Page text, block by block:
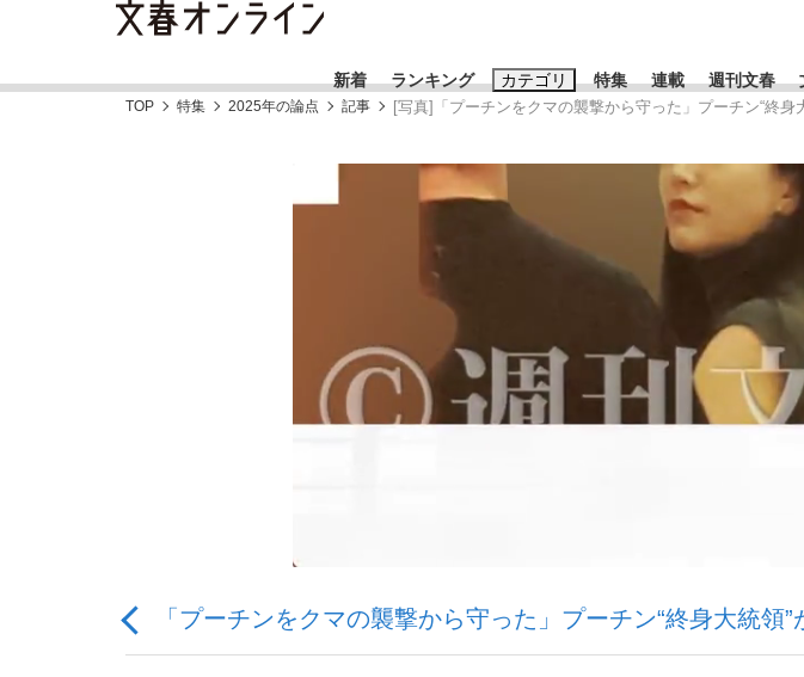
新着 ランキング カテゴリ 特集 連載 週刊文春
おすすめのキーワードタグ一覧
#高市早苗
TOP 特集 2025年の論点 記事 [写真]「プーチンをクマの襲撃から守った」プーチン“終身
「プーチンをクマの襲撃から守った」プーチン“終身大統領